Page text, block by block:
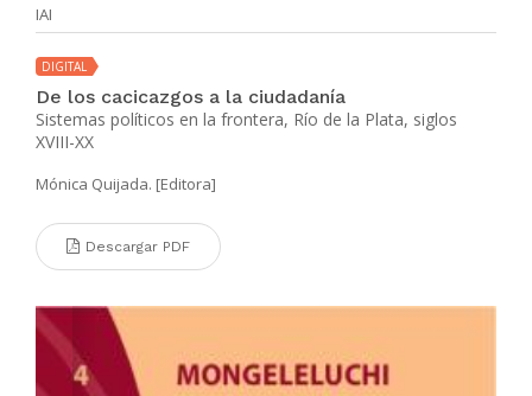
IAI
DIGITAL
De los cacicazgos a la ciudadanía
Sistemas políticos en la frontera, Río de la Plata, siglos
XVIII-XX
Mónica Quijada. [Editora]
Descargar PDF